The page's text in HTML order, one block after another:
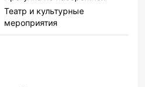
Театр и культурные
мероприятия